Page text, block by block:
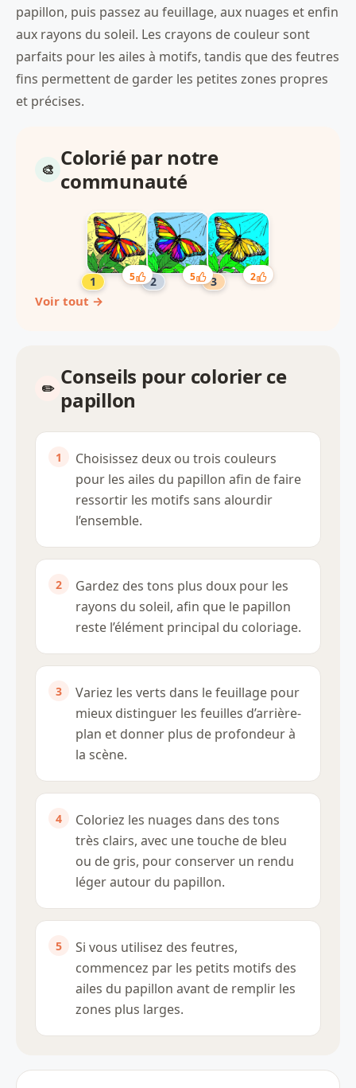
papillon, puis passez au feuillage, aux nuages et enfin
aux rayons du soleil. Les crayons de couleur sont
parfaits pour les ailes à motifs, tandis que des feutres
fins permettent de garder les petites zones propres
et précises.
Colorié par notre
communauté
5 5 2
Voir tout →
Conseils pour colorier ce
papillon
Choisissez deux ou trois couleurs
pour les ailes du papillon afin de faire
ressortir les motifs sans alourdir
l’ensemble.
Gardez des tons plus doux pour les
rayons du soleil, afin que le papillon
reste l’élément principal du coloriage.
Variez les verts dans le feuillage pour
mieux distinguer les feuilles d’arrière-
plan et donner plus de profondeur à
la scène.
Coloriez les nuages dans des tons
très clairs, avec une touche de bleu
ou de gris, pour conserver un rendu
léger autour du papillon.
Si vous utilisez des feutres,
commencez par les petits motifs des
ailes du papillon avant de remplir les
zones plus larges.